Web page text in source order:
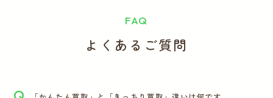
FAQ
よくあるご質問